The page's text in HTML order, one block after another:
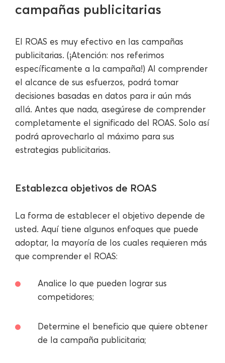
campañas publicitarias
El ROAS es muy efectivo en las campañas
publicitarias. (¡Atención: nos referimos
específicamente a la campaña!) Al comprender
el alcance de sus esfuerzos, podrá tomar
decisiones basadas en datos para ir aún más
allá. Antes que nada, asegúrese de comprender
completamente el significado del ROAS. Solo así
podrá aprovecharlo al máximo para sus
estrategias publicitarias.
Establezca objetivos de ROAS
La forma de establecer el objetivo depende de
usted. Aquí tiene algunos enfoques que puede
adoptar, la mayoría de los cuales requieren más
que comprender el ROAS:
Analice lo que pueden lograr sus
competidores;
Determine el beneficio que quiere obtener
de la campaña publicitaria;